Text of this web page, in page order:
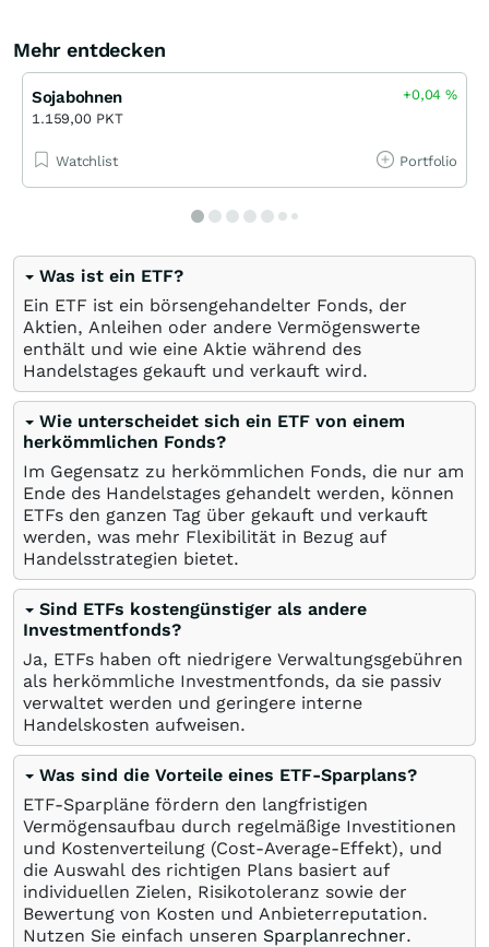
Mehr entdecken
Sojabohnen
1.159,00 PKT
+0,04%
Watchlist Portfolio
Was ist ein ETF?
Ein ETF ist ein börsengehandelter Fonds, der
Aktien, Anleihen oder andere Vermögenswerte
enthält und wie eine Aktie während des
Handelstages gekauft und verkauft wird.
Wie unterscheidet sich ein ETF von einem
herkömmlichen Fonds?
Im Gegensatz zu herkömmlichen Fonds, die nur am
Ende des Handelstages gehandelt werden, können
ETFs den ganzen Tag über gekauft und verkauft
werden, was mehr Flexibilität in Bezug auf
Handelsstrategien bietet.
Sind ETFs kostengünstiger als andere
Investmentfonds?
Ja, ETFs haben oft niedrigere Verwaltungsgebühren
als herkömmliche Investmentfonds, da sie passiv
verwaltet werden und geringere interne
Handelskosten aufweisen.
Was sind die Vorteile eines ETF-Sparplans?
ETF-Sparpläne fördern den langfristigen
Vermögensaufbau durch regelmäßige Investitionen
und Kostenverteilung (Cost-Average-Effekt), und
die Auswahl des richtigen Plans basiert auf
individuellen Zielen, Risikotoleranz sowie der
Bewertung von Kosten und Anbieterreputation.
Nutzen Sie einfach unseren Sparplanrechner.